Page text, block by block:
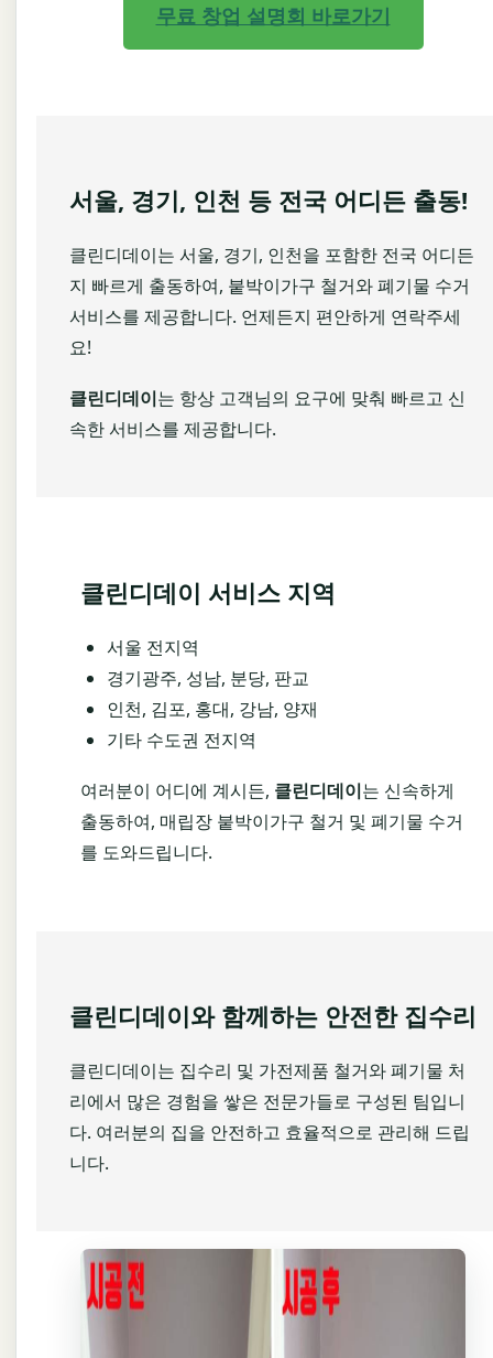
무료 창업 설명회 바로가기
서울, 경기, 인천 등 전국 어디든 출동!
클린디데이는 서울, 경기, 인천을 포함한 전국 어디든
지 빠르게 출동하여, 붙박이가구 철거와 폐기물 수거
서비스를 제공합니다. 언제든지 편안하게 연락주세
요!
클린디데이는 항상 고객님의 요구에 맞춰 빠르고 신
속한 서비스를 제공합니다.
클린디데이 서비스 지역
서울 전지역
경기광주, 성남, 분당, 판교
인천, 김포, 홍대, 강남, 양재
기타 수도권 전지역
여러분이 어디에 계시든, 클린디데이는 신속하게
출동하여, 매립장 붙박이가구 철거 및 폐기물 수거
를 도와드립니다.
클린디데이와 함께하는 안전한 집수리
클린디데이는 집수리 및 가전제품 철거와 폐기물 처
리에서 많은 경험을 쌓은 전문가들로 구성된 팀입니
다. 여러분의 집을 안전하고 효율적으로 관리해 드립
니다.